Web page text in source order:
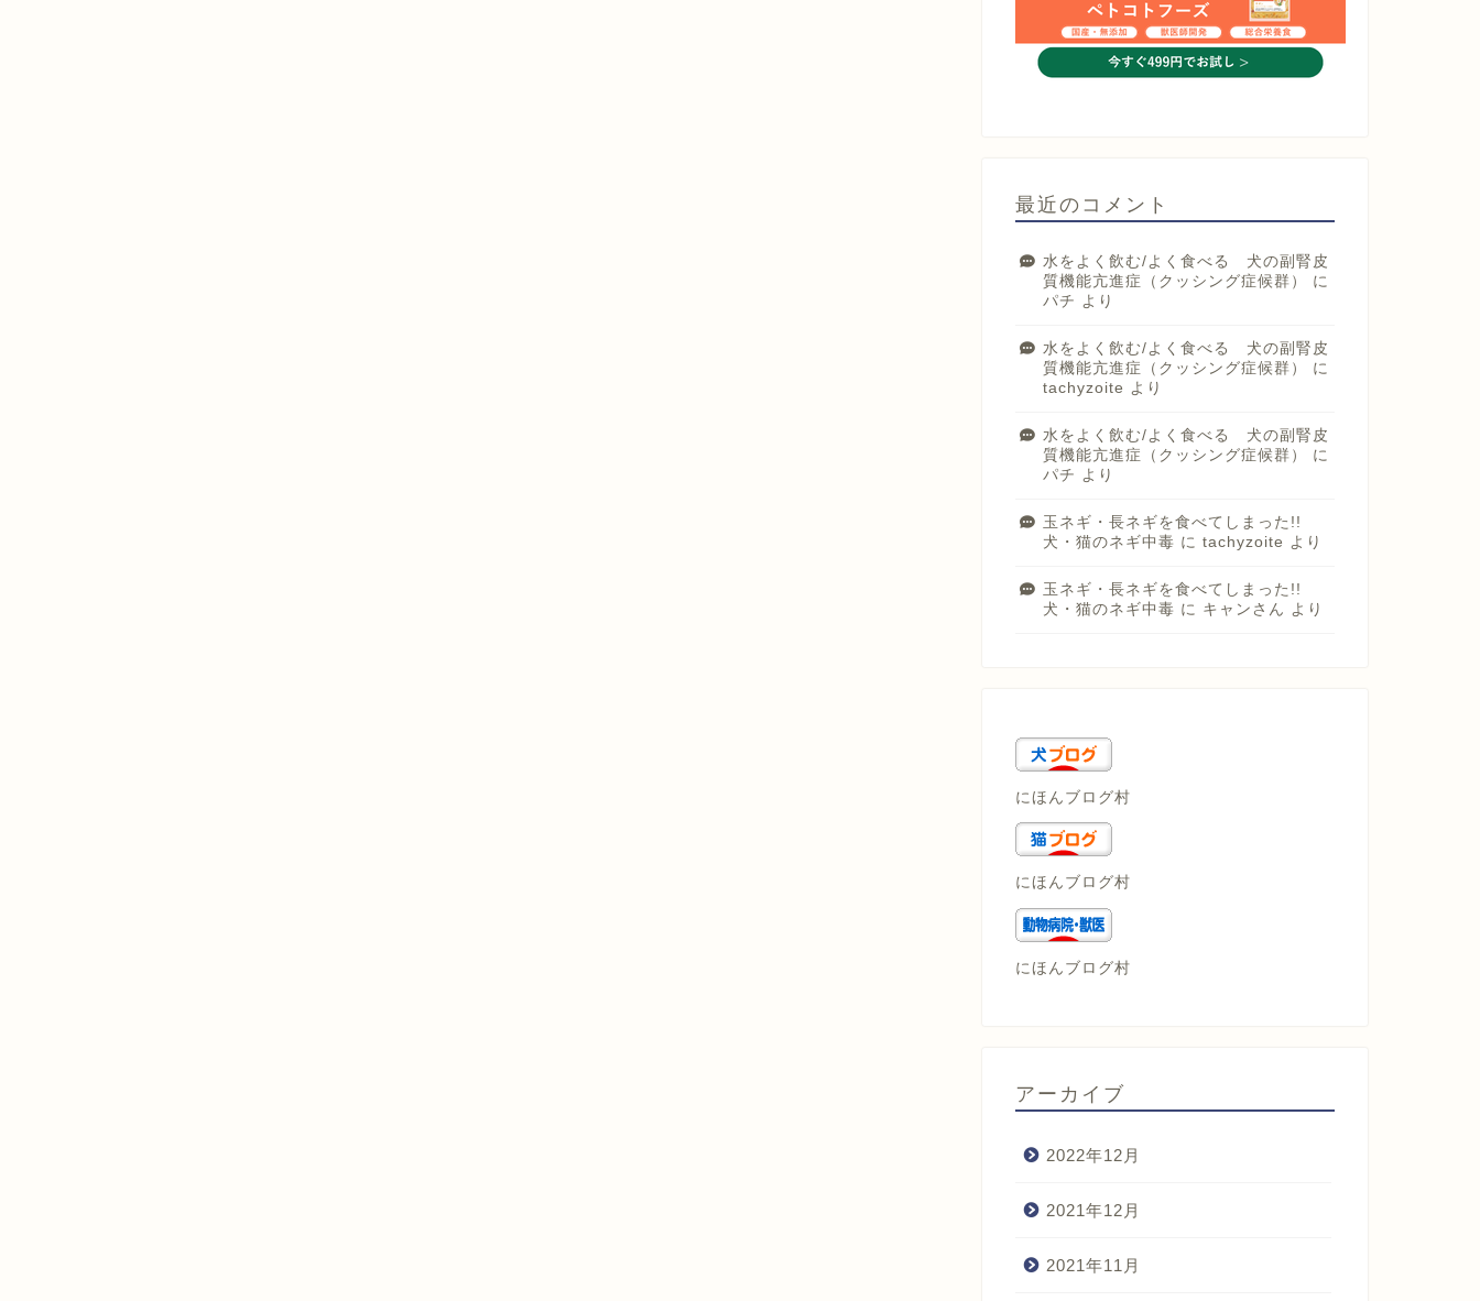
最近のコメント
水をよく飲む/よく食べる 犬の副腎皮
質機能亢進症（クッシング症候群）
に
パチ より
水をよく飲む/よく食べる 犬の副腎皮
質機能亢進症（クッシング症候群）
に
tachyzoite より
水をよく飲む/よく食べる 犬の副腎皮
質機能亢進症（クッシング症候群）
に
パチ より
玉ネギ・長ネギを食べてしまった!!
犬・猫のネギ中毒 に tachyzoite より
玉ネギ・長ネギを食べてしまった!!
犬・猫のネギ中毒 に キャンさん より
にほんブログ村
にほんブログ村
にほんブログ村
アーカイブ
2022年12月
2021年12月
2021年11月